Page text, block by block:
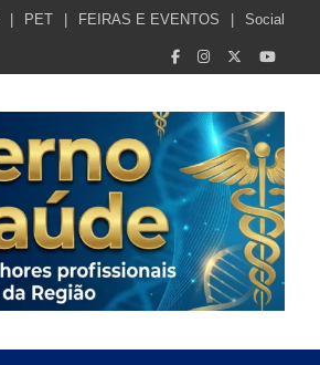
PET FEIRAS E EVENTOS Social